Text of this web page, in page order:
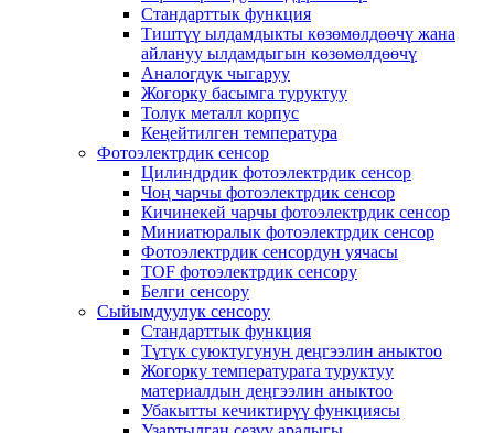
Стандарттык функция
Тиштүү ылдамдыкты көзөмөлдөөчү жана
айлануу ылдамдыгын көзөмөлдөөчү
Аналогдук чыгаруу
Жогорку басымга туруктуу
Толук металл корпус
Кеңейтилген температура
Фотоэлектрдик сенсор
Цилиндрдик фотоэлектрдик сенсор
Чоң чарчы фотоэлектрдик сенсор
Кичинекей чарчы фотоэлектрдик сенсор
Миниатюралык фотоэлектрдик сенсор
Фотоэлектрдик сенсордун уячасы
TOF фотоэлектрдик сенсору
Белги сенсору
Сыйымдуулук сенсору
Стандарттык функция
Түтүк суюктугунун деңгээлин аныктоо
Жогорку температурага туруктуу
материалдын деңгээлин аныктоо
Убакытты кечиктирүү функциясы